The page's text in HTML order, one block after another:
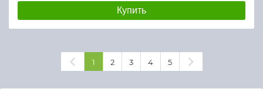
Купить
1 2 3 4 5